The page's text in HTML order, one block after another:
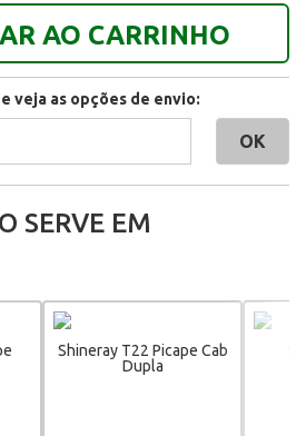
AO CARRINHO
veja as opções de envio:
SERVE EM
Shineray T22 Picape Cab
Dupla